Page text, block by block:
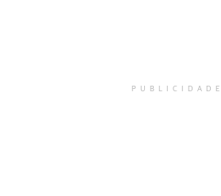
PUBLICIDADE